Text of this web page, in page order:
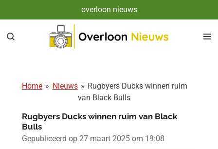
direct
naar
overloon nieuws
Home » Nieuws » Rugbyers Ducks winnen ruim
van Black Bulls
Rugbyers Ducks winnen ruim van Black
Bulls
Gepubliceerd op 27 maart 2025 om 19:08